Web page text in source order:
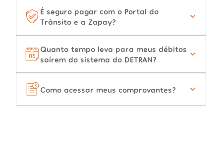
É seguro pagar com o Portal do
Trânsito e a Zapay?
Quanto tempo leva para meus débitos
saírem do sistema do DETRAN?
Como acessar meus comprovantes?